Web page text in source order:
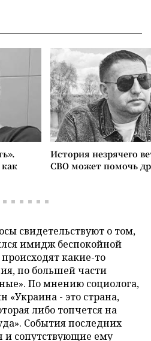
История незрячего
СВО может помочь
свидетельствуют о том,
имидж беспокойной
какие-то
по большей части
По мнению социолога,
«Украина - это страна,
либо топчется на
События последних
и сопутствующие ему